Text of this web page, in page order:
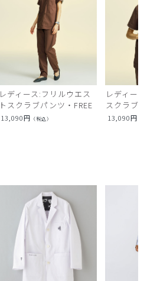
レディース:フリルウエス
トスクラブパンツ・FREE
13,090円 （税込）
レディー
スクラブ
13,090円